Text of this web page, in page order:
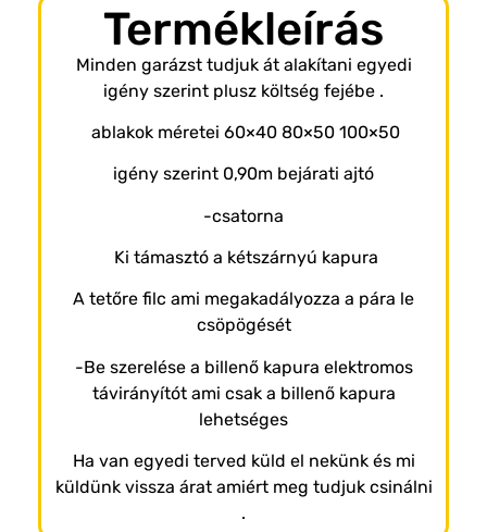
Termékleírás
Minden garázst tudjuk át alakítani egyedi
igény szerint plusz költség fejébe .
ablakok méretei 60×40 80×50 100×50
igény szerint 0,90m bejárati ajtó
-csatorna
Ki támasztó a kétszárnyú kapura
A tetőre filc ami megakadályozza a pára le
csöpögését
-Be szerelése a billenő kapura elektromos
távirányítót ami csak a billenő kapura
lehetséges
Ha van egyedi terved küld el nekünk és mi
küldünk vissza árat amiért meg tudjuk csinálni
.